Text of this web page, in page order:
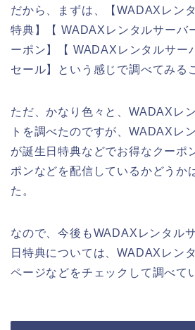
だから、まずは、【WADAXレン
特典】【 WADAXレンタルサーバ
ーポン】【 WADAXレンタルサー
セール】という感じで調べてみる
ただ、かなり色々と、WADAXレ
トを調べたのですが、WADAXレ
が誕生日特典などでお得なクーポ
ポンなどを配信しているかどうか
た。
なので、今後もWADAXレンタル
日特典については、WADAXレン
ページなどをチェックして調べて